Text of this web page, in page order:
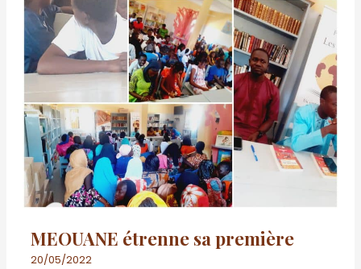
MEOUANE étrenne sa première
20/05/2022